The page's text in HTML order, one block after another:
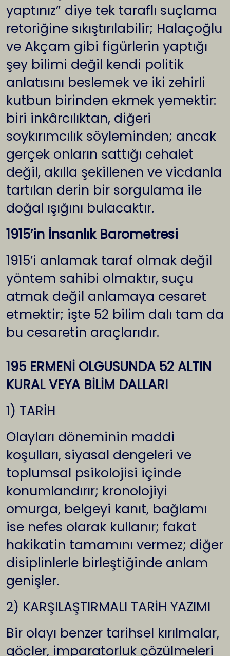
yaptınız” diye tek taraflı suçlama
retoriğine sıkıştırılabilir; Halaçoğlu
ve Akçam gibi figürlerin yaptığı
şey bilimi değil kendi politik
anlatısını beslemek ve iki zehirli
kutbun birinden ekmek yemektir:
biri inkârcılıktan, diğeri
soykırımcılık söyleminden; ancak
gerçek onların sattığı cehalet
değil, akılla şekillenen ve vicdanla
tartılan derin bir sorgulama ile
doğal ışığını bulacaktır.
1915’in İnsanlık Barometresi
1915’i anlamak taraf olmak değil
yöntem sahibi olmaktır, suçu
atmak değil anlamaya cesaret
etmektir; işte 52 bilim dalı tam da
bu cesaretin araçlarıdır.
195 ERMENİ OLGUSUNDA 52 ALTIN
KURAL VEYA BİLİM DALLARI
1) TARİH
Olayları döneminin maddi
koşulları, siyasal dengeleri ve
toplumsal psikolojisi içinde
konumlandırır; kronolojiyi
omurga, belgeyi kanıt, bağlamı
ise nefes olarak kullanır; fakat
hakikatin tamamını vermez; diğer
disiplinlerle birleştiğinde anlam
genişler.
2) KARŞILAŞTIRMALI TARİH YAZIMI
Bir olayı benzer tarihsel kırılmalar,
göçler, imparatorluk çözülmeleri